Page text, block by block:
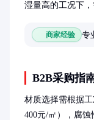
湿量高的工况下
商家经验
B2B采购指
材质选择需根据
400元/㎡），腐蚀